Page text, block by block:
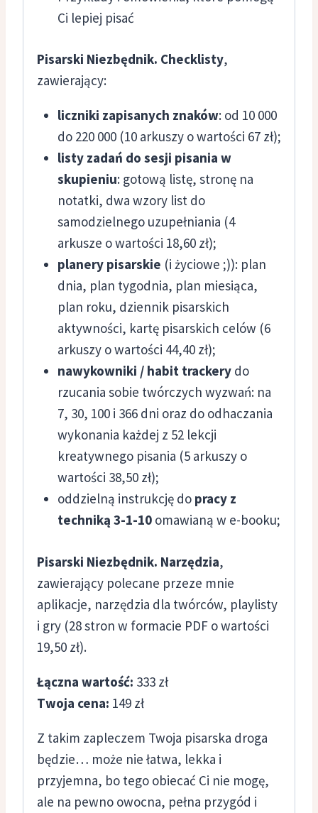
Ci lepiej pisać
Pisarski Niezbędnik. Checklisty,
zawierający:
liczniki zapisanych znaków: od 10 000
do 220 000 (10 arkuszy o wartości 67 zł);
listy zadań do sesji pisania w
skupieniu: gotową listę, stronę na
notatki, dwa wzory list do
samodzielnego uzupełniania (4
arkusze o wartości 18,60 zł);
planery pisarskie (i życiowe ;)): plan
dnia, plan tygodnia, plan miesiąca,
plan roku, dziennik pisarskich
aktywności, kartę pisarskich celów (6
arkuszy o wartości 44,40 zł);
nawykowniki / habit trackerydo
rzucania sobie twórczych wyzwań: na
7, 30, 100 i 366 dni oraz do odhaczania
wykonania każdej z 52 lekcji
kreatywnego pisania (5 arkuszy o
wartości 38,50 zł);
oddzielną instrukcję do pracy z
techniką 3-1-10omawianą w e-booku;
Pisarski Niezbędnik. Narzędzia,
zawierający polecane przeze mnie
aplikacje, narzędzia dla twórców, playlisty
i gry (28 stron w formacie PDF o wartości
19,50 zł).
Łączna wartość: 333 zł
Twoja cena: 149 zł
Z takim zapleczem Twoja pisarska droga
będzie… może nie łatwa, lekka i
przyjemna, bo tego obiecać Ci nie mogę,
ale na pewno owocna, pełna przygód i